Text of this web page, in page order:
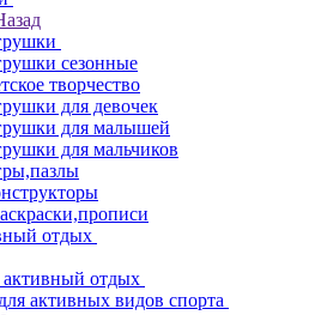
сезонные
творчество
для девочек
для малышей
для мальчиков
отдых
отдых
активных видов спорта